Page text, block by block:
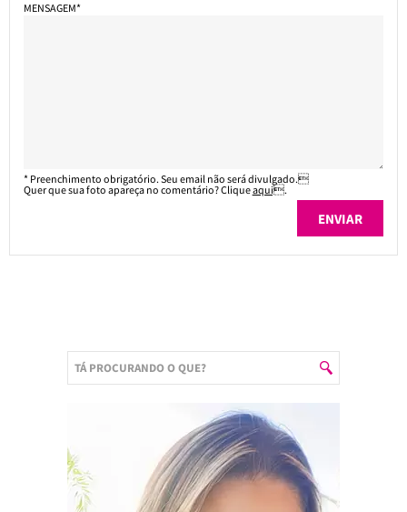
MENSAGEM*
* Preenchimento obrigatório. Seu email não será divulgado.
Quer que sua foto apareça no comentário? Cliqueaqui.